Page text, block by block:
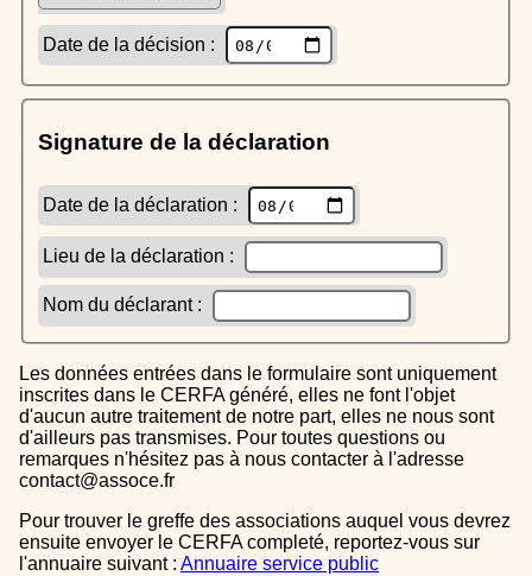
Date de la décision :
Signature de la déclaration
Date de la déclaration :
Lieu de la déclaration :
Nom du déclarant :
Les données entrées dans le formulaire sont uniquement
inscrites dans le CERFA généré, elles ne font l'objet
d'aucun autre traitement de notre part, elles ne nous sont
d'ailleurs pas transmises. Pour toutes questions ou
remarques n'hésitez pas à nous contacter à l'adresse
contact@assoce.fr
Pour trouver le greffe des associations auquel vous devrez
ensuite envoyer le CERFA completé, reportez-vous sur
l'annuaire suivant : Annuaire service public